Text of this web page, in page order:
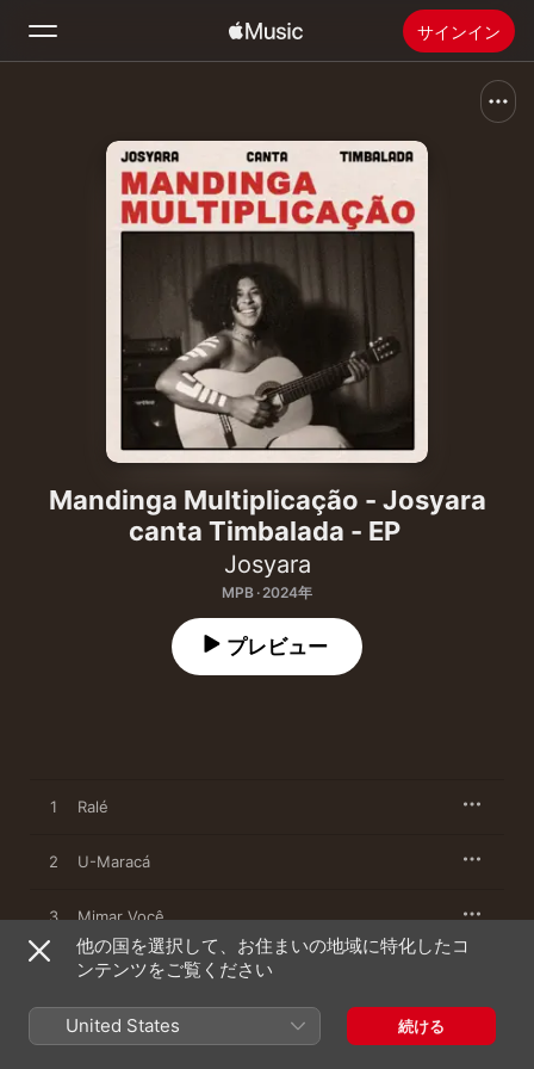
サインイン
新着おすすめ
Mandinga Multiplicação - Josyara
canta Timbalada - EP
Josyara
MPB · 2024年
プレビュー
1 Ralé
2 U-Maracá
3 Mimar Você
Namoro a Dois
Margarida Perfumada
他の国を選択して、お住まいの地域に特化したコ
ンテンツをご覧ください
United States 続ける